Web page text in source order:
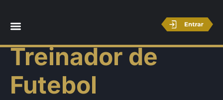
Licença C –
Treinador de
Futebol